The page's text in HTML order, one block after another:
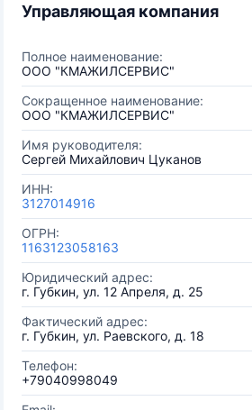
Управляющая компания
Полное наименование:
ООО "КМАЖИЛСЕРВИС"
Сокращенное наименование:
ООО "КМАЖИЛСЕРВИС"
Имя руководителя:
Сергей Михайлович Цуканов
ИНН:
3127014916
ОГРН:
1163123058163
Юридический адрес:
г. Губкин, ул. 12 Апреля, д. 25
Фактический адрес:
г. Губкин, ул. Раевского, д. 18
Телефон:
+79040998049